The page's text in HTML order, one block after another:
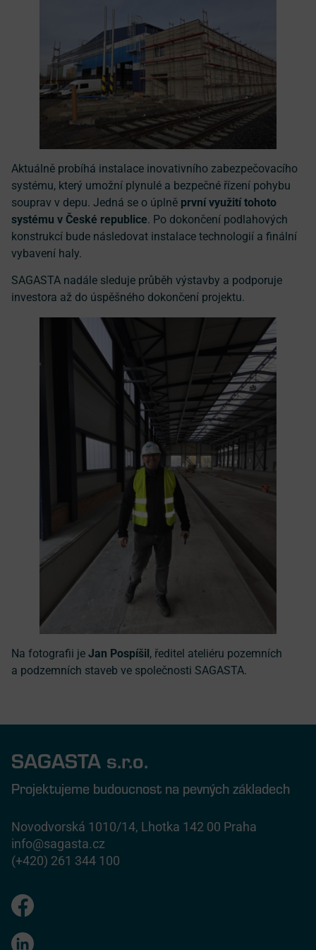
Aktuálně probíhá instalace inovativního zabezpečovacího
systému, který umožní plynulé a bezpečné řízení pohybu
souprav v depu. Jedná se o úplně první využití tohoto
systému v České republice. Po dokončení podlahových
konstrukcí bude následovat instalace technologií a finální
vybavení haly.
SAGASTA nadále sleduje průběh výstavby a podporuje
investora až do úspěšného dokončení projektu.
Na fotografii je Jan Pospíšil, ředitel ateliéru pozemních
a podzemních staveb ve společnosti SAGASTA.
SAGASTA s.r.o.
Projektujeme budoucnost na pevných základech
Novodvorská 1010/14, Lhotka 142 00 Praha
info@sagasta.cz
(+420) 261 344 100